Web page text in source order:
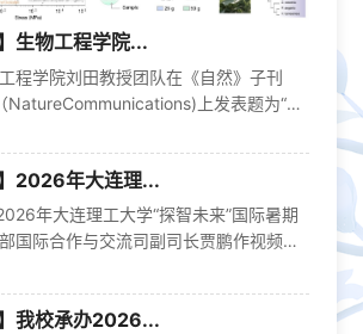
生物工程学院...
程学院刘田教授团队在《自然》子刊
NatureCommunications)上发表题为“钻
性抗冲击材料提供天然解决方案”
）的论文。这是近年来该团队继《自然
）、《自然•通讯》
《美国化学会会刊》（JACS）、《物
生原烽堠、庞子涵、崔云天为共同第一
】2026年大连理...
年大连理工大学“探智未来”国际暑期
国际合作与交流司副司长贾鹏作视频致
委副秘书长李青、我校党委常务副书记
国家留学基金委来华留学招生部主任孙
主任刘超，大连市人民政府外事办公室
】我校承办2026...